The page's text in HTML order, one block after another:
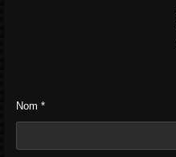
Nom *